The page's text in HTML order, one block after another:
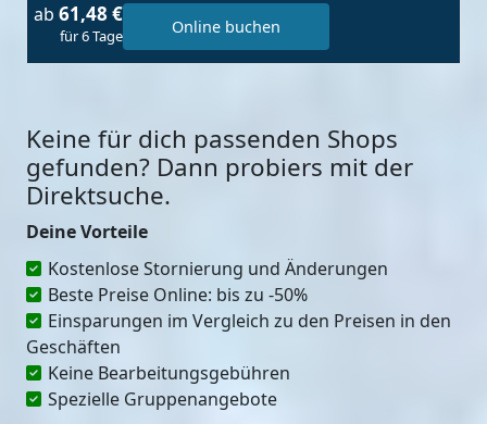
ab 61,48 €
für 6 Tage Online buchen
Keine für dich passenden Shops
gefunden? Dann probiers mit der
Direktsuche.
Deine Vorteile
Kostenlose Stornierung und Änderungen
Beste Preise Online: bis zu -50%
Einsparungen im Vergleich zu den Preisen in den
Geschäften
Keine Bearbeitungsgebühren
Spezielle Gruppenangebote